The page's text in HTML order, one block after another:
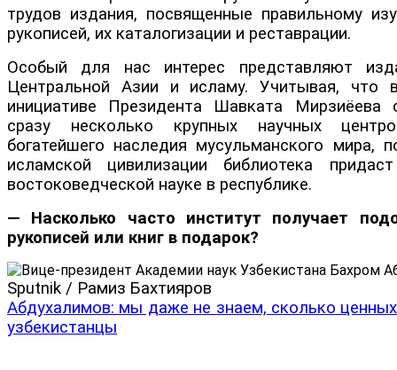
трудов издания, посвященные правильному
рукописей, их каталогизации и реставрации.
Особый для нас интерес представляют
Центральной Азии и исламу. Учитывая, что
инициативе Президента Шавката Мирзиёева
сразу несколько крупных научных
богатейшего наследия мусульманского мира,
исламской цивилизации библиотека
востоковедческой науке в республике.
— Насколько часто институт получает
рукописей или книг в подарок?
Sputnik / Рамиз Бахтияров
Абдухалимов: мы даже не знаем, сколько ценных
узбекистанцы